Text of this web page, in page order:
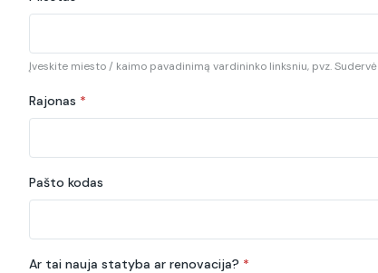
Įveskite miesto / kaimo pavadinimą vardininko linksniu, pvz. Sudervė
Rajonas *
Pašto kodas
Ar tai nauja statyba ar renovacija? *